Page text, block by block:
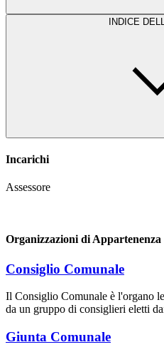
INDICE
Incarichi
Assessore
Organizzazioni di Appartenenza
Consiglio Comunale
Il Consiglio Comunale è l'organo
da un gruppo di consiglieri eletti
Giunta Comunale